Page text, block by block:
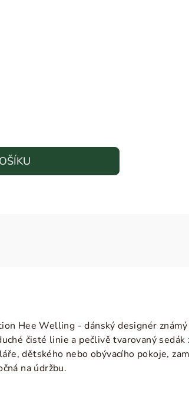
Hee Welling - dánský designér
čisté linie a pečlivě tvarovaný
dětského nebo obývacího pokoje,
na údržbu.